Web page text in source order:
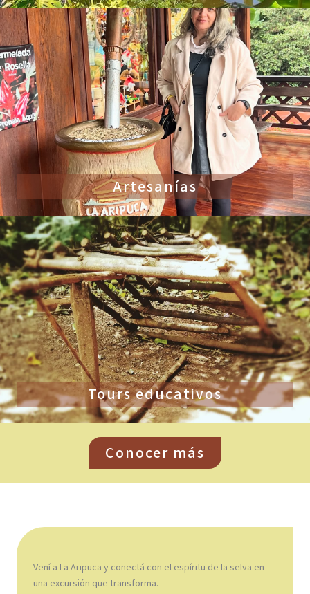
Artesanías
Tours educativos
Conocer más
Vení a La Aripuca y conectá con el espíritu de la selva en
una excursión que transforma.